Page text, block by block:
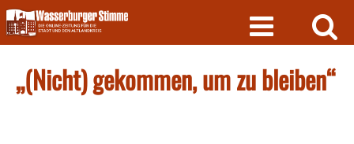
Skip
to
content
„(Nicht) gekommen, um zu bleiben“